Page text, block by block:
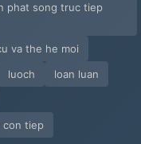
phat song truc tiep
va the he moi
luoch
loan luan
con tiep